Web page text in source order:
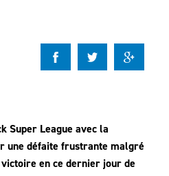
Super League avec la
une défaite frustrante malgré
en ce dernier jour de